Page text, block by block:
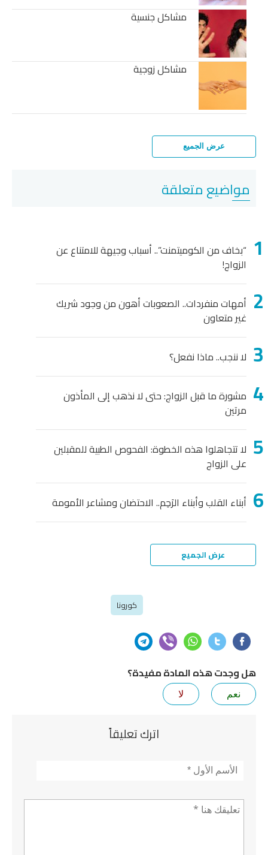
مشاكل جنسية
مشاكل زوجية
عرض الجميع
مواضيع متعلقة
“بخاف من الكوميتمنت”.. أسباب وجيهة للامتناع عن
الزواج!
أمهات منفردات.. الصعوبات أهون من وجود شريك
غير متعاون
لا ننجب.. ماذا نفعل؟
مشورة ما قبل الزواج: حتى لا نذهب إلى المأذون
مرتين
لا تتجاهلوا هذه الخطوة: الفحوص الطبية للمقبلين
على الزواج
أبناء القلب وأبناء الرَحِم.. الاحتضان ومشاعر الأمومة
عرض الجميع
كورونا
هل وجدت هذه المادة مفيدة؟
نعم لا
اترك تعليقاً
الأسم*
تعليق *